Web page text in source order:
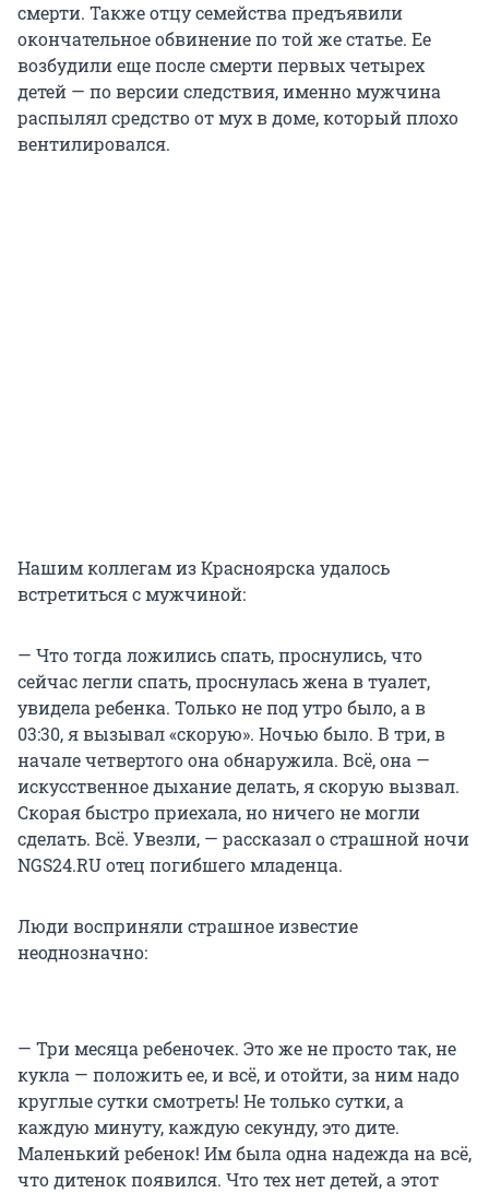
смерти. Также отцу семейства предъявили
окончательное обвинение по той же статье. Ее
возбудили еще после смерти первых четырех
детей — по версии следствия, именно мужчина
распылял средство от мух в доме, который плохо
вентилировался.
Нашим коллегам из Красноярска удалось
встретиться с мужчиной:
— Что тогда ложились спать, проснулись, что
сейчас легли спать, проснулась жена в туалет,
увидела ребенка. Только не под утро было, а в
03:30, я вызывал «скорую». Ночью было. В три, в
начале четвертого она обнаружила. Всё, она —
искусственное дыхание делать, я скорую вызвал.
Скорая быстро приехала, но ничего не могли
сделать. Всё. Увезли, — рассказал о страшной ночи
NGS24.RU отец погибшего младенца.
Люди восприняли страшное известие
неоднозначно:
— Три месяца ребеночек. Это же не просто так, не
кукла — положить ее, и всё, и отойти, за ним надо
круглые сутки смотреть! Не только сутки, а
каждую минуту, каждую секунду, это дите.
Маленький ребенок! Им была одна надежда на всё,
что дитенок появился. Что тех нет детей, а этот